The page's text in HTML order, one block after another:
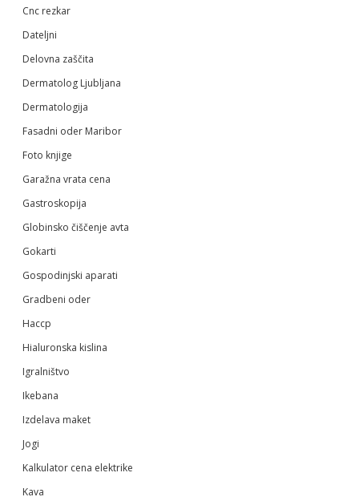
Cnc rezkar
Dateljni
Delovna zaščita
Dermatolog Ljubljana
Dermatologija
Fasadni oder Maribor
Foto knjige
Garažna vrata cena
Gastroskopija
Globinsko čiščenje avta
Gokarti
Gospodinjski aparati
Gradbeni oder
Haccp
Hialuronska kislina
Igralništvo
Ikebana
Izdelava maket
Jogi
Kalkulator cena elektrike
Kava